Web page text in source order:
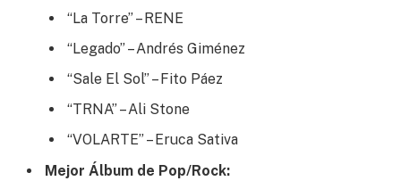
“La Torre” – RENE
“Legado” – Andrés Giménez
“Sale El Sol” – Fito Páez
“TRNA” – Ali Stone
“VOLARTE” – Eruca Sativa
Mejor Álbum de Pop/Rock: